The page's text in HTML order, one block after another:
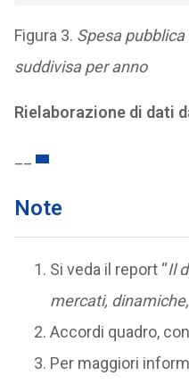
Figura 3. Spesa pubblica
suddivisa per anno
Rielaborazione di dati
Note
Si veda il report “Il
mercati,
Accordi quadro,
Per maggiori